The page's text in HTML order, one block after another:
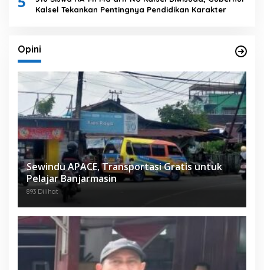
Kalsel Tekankan Pentingnya Pendidikan Karakter
Opini
Sewindu APACE, Transportasi Gratis untuk
Pelajar Banjarmasin
893 Dilihat